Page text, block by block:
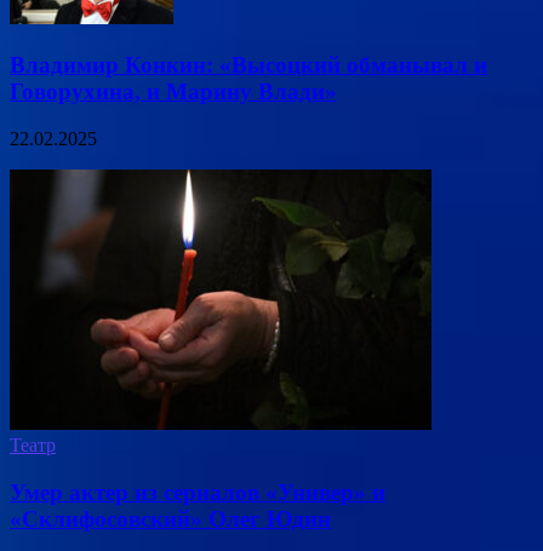
Владимир Конкин: «Высоцкий обманывал и
Говорухина, и Марину Влади»
22.02.2025
Театр
Умер актер из сериалов «Универ» и
«Склифосовский» Олег Юдин